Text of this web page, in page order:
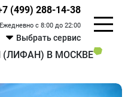
(499) 288-14-38
Ежедневно с 8:00 до 22:00
Выбрать сервис
(ЛИФАН) В МОСКВЕ